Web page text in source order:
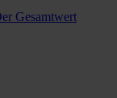
Gesamtwert